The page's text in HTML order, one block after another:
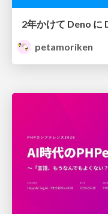
petamoriken